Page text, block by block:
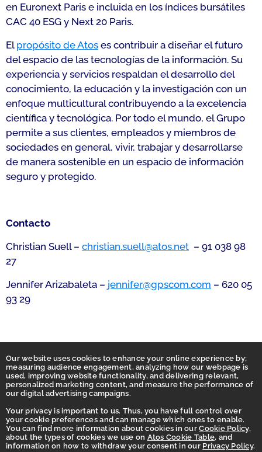
Our website uses cookies to enhance your online experience by;
measuring audience engagement, analyzing how our webpage is
used, improving website functionality, and delivering relevant,
personalized marketing content, and measure the performance of
our digital advertising campaigns.
Your privacy is important to us. Thus, you have full control over
your cookie preferences and can manage which ones to enable.
You can find more information about cookies in ourCookie Policy,
about the types of cookies we use on Atos Cookie Table, and
information on how to withdraw your consent in our Privacy Policy.
en Euronext Paris e incluida en los índices bursátiles
CAC 40 ESG y Next 20 Paris.
El propósito de Atos es contribuir a diseñar el futuro
del espacio de las tecnologías de la información. Su
experiencia y servicios respaldan el desarrollo del
conocimiento, la educación y la investigación con un
enfoque multicultural contribuyendo a la excelencia
científica y tecnológica. Por todo el mundo, el Grupo
permite a sus clientes, empleados y miembros de
sociedades en general, vivir, trabajar y desarrollarse
de manera sostenible en un espacio de información
seguro y protegido.
Contacto
Christian Suell – christian.suell@atos.net – 91 038 98
27
Jennifer Arizabaleta – jennifer@gpscom.com – 620 05
93 29
Homepage
Accessibility Statement